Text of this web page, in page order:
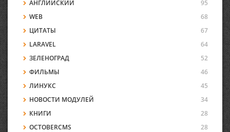
АНГЛИЙСКИЙ
95
WEB
68
ЦИТАТЫ
67
LARAVEL
64
ЗЕЛЕНОГРАД
52
ФИЛЬМЫ
46
ЛИНУКС
45
НОВОСТИ МОДУЛЕЙ
34
КНИГИ
28
OCTOBERCMS
28